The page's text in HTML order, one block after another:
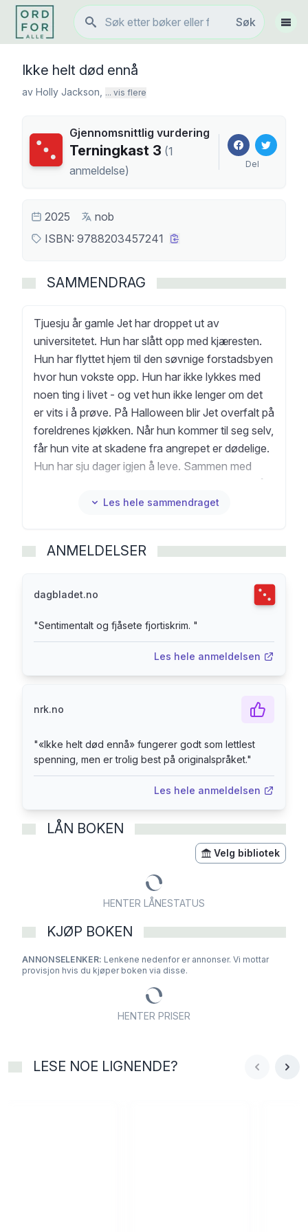
Søk
Søk
Vis
Ikke helt død ennå
av Holly Jackson ... vis flere
Terningkast
Gjennomsnittlig vurdering
Terningkast 3 (1
anmeldelse) Del
2025
nob
ISBN: 9788203457241
SAMMENDRAG
Tjuesju år gamle Jet har droppet ut av
universitetet. Hun har slått opp med kjæresten.
Hun har flyttet hjem til den søvnige forstadsbyen
hvor hun vokste opp. Hun har ikke lykkes med
noen ting i livet - og vet hun ikke lenger om det
er vits i å prøve. På Halloween blir Jet overfalt på
foreldrenes kjøkken. Når hun kommer til seg selv,
får hun vite at skadene fra angrepet er dødelige.
Hun har sju dager igjen å leve. Sammen med
oppklare sitt eget mord. Alle familiens
verdens mest populære forfattere, som med
millioner av unge lesere. Ikke helt død ennå er
ennå er spennende, lettlest og morsom. (...)
Holly Jackson har skrevet en fengslende historie
med underholdende karakterer, og et spennende
premiss.» Sarah Adekoya, NRK «... en velsmurt
krimelementene balanseres fint med
prosaen er spekket med dialoger hvor Jet får
om sin egen nær forestående død.» Leif Bull,
Les hele sammendraget
ANMELDELSER
dagbladet.no
"Sentimentalt og fjåsete fjortiskrim. "
Les hele anmeldelsen
nrk.no
"«Ikke helt død ennå» fungerer godt som lettlest
spenning, men er trolig best på originalspråket."
Les hele anmeldelsen
LÅN BOKEN
Velg bibliotek
HENTER LÅNESTATUS
KJØP BOKEN
ANNONSELENKER: Lenkene nedenfor er annonser. Vi mottar
provisjon hvis du kjøper boken via disse.
HENTER PRISER
LESE NOE LIGNENDE?